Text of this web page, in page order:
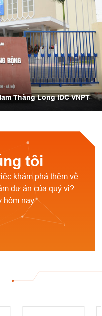
Thăng Long IDC VNPT
tôi
khám phá thêm về
dự án của quý vị?
hôm nay.